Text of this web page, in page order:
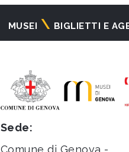
Navigazione
MUSEI BIGLIETTI E
Sede:
Comune di Genova -